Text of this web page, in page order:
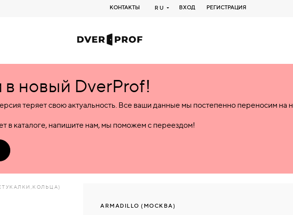
КОНТАКТЫ RU ВХОД РЕГИСТРАЦИЯ
новый DverProf!
теряет свою актуальность. Все ваши данные мы постепенно переносим на
в каталоге, напишите нам, мы поможем с переездом!
ARMADILLO (МОСКВА)